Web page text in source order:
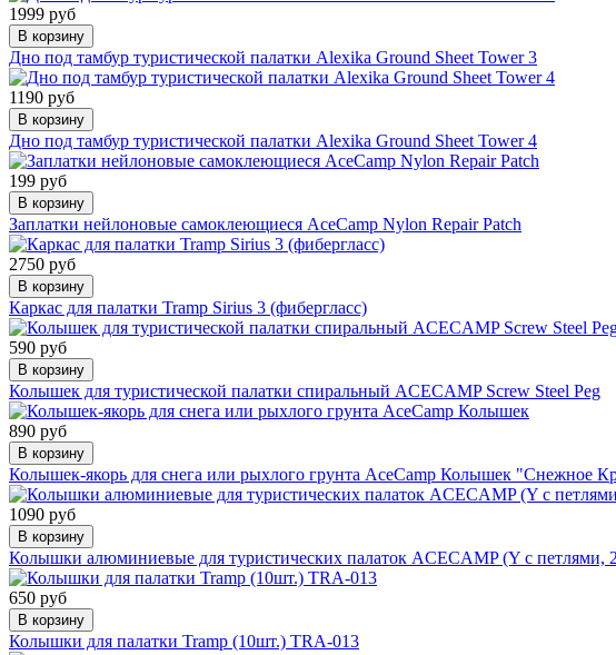
1999 руб
В корзину
Дно под тамбур туристической палатки Alexika Ground Sheet Tower 3
1190 руб
В корзину
Дно под тамбур туристической палатки Alexika Ground Sheet Tower 4
199 руб
В корзину
Заплатки нейлоновые самоклеющиеся AceCamp Nylon Repair Patch
2750 руб
В корзину
Каркас для палатки Tramp Sirius 3 (фибергласс)
590 руб
В корзину
Колышек для туристической палатки спиральный ACECAMP Screw Steel Peg
890 руб
В корзину
Колышек-якорь для снега или рыхлого грунта AceCamp Колышек "Снежное
1090 руб
В корзину
Колышки алюминиевые для туристических палаток ACECAMP (Y с петлями,
650 руб
В корзину
Колышки для палатки Tramp (10шт.) TRA-013